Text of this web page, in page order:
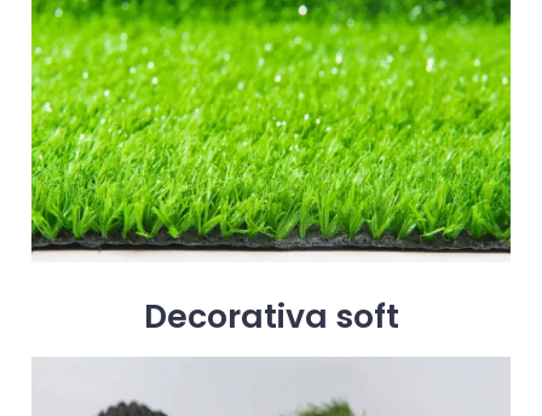
Decorativa soft